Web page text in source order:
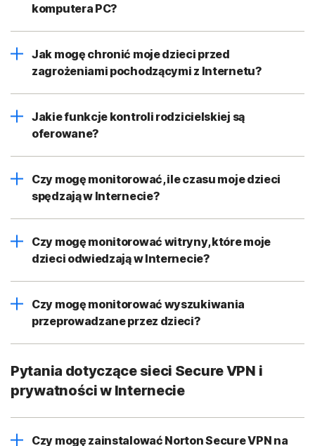
komputera PC?
Jak mogę chronić moje dzieci przed
zagrożeniami pochodzącymi z Internetu?
Jakie funkcje kontroli rodzicielskiej są
oferowane?
Czy mogę monitorować, ile czasu moje dzieci
spędzają w Internecie?
Czy mogę monitorować witryny, które moje
dzieci odwiedzają w Internecie?
Czy mogę monitorować wyszukiwania
przeprowadzane przez dzieci?
Pytania dotyczące sieci Secure VPN i
prywatności w Internecie
Czy mogę zainstalować Norton Secure VPN na